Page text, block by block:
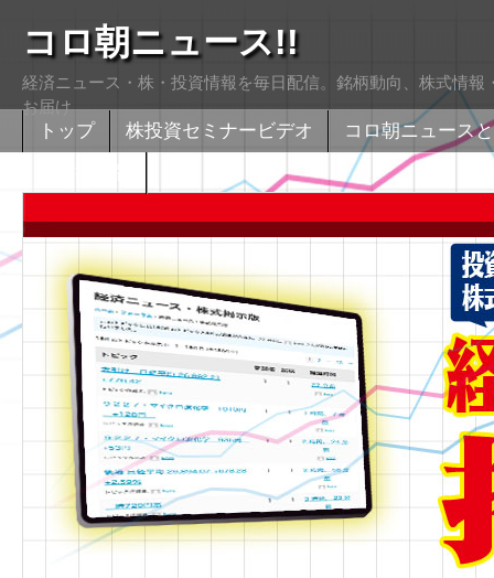
コロ朝ニュース!!
経済ニュース・株・投資情報を毎日配信。銘柄動向、株式情
お届け
トップ 株投資セミナービデオ
コロ朝ニュース